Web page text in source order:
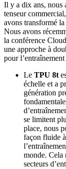
Il y a dix ans, nous
tenseur
avons transformé
Nous avons
la conférence
une approche à
pour
Le TPU 8t
échelle et a
génération
se limitent
place, nous
façon fluide
monde. Cela
secteurs